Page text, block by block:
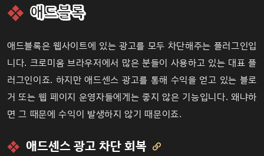
애드블록
애드블록은 웹사이트에 있는 광고를 모두 차단해주는 플러그인입
니다. 크로미움 브라우저에서 많은 분들이 사용하고 있는 대표 플
러그인이죠. 하지만 애드센스 광고를 통해 수익을 얻고 있는 블로
거 또는 웹 페이지 운영자들에게는 좋지 않은 기능입니다. 왜냐하
면 그 때문에 수익이 발생하지 않기 때문이죠.
애드센스 광고 차단 회복 